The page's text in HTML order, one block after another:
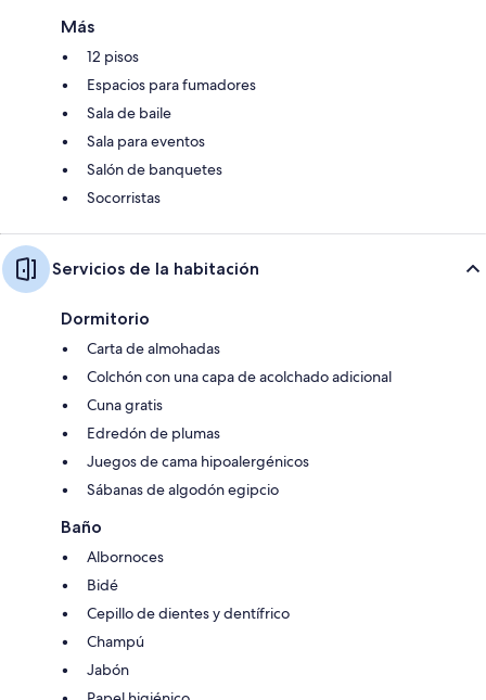
Más
12 pisos
Espacios para fumadores
Sala de baile
Sala para eventos
Salón de banquetes
Socorristas
Servicios de la habitación
Dormitorio
Carta de almohadas
Colchón con una capa de acolchado adicional
Cuna gratis
Edredón de plumas
Juegos de cama hipoalergénicos
Sábanas de algodón egipcio
Baño
Albornoces
Bidé
Cepillo de dientes y dentífrico
Champú
Jabón